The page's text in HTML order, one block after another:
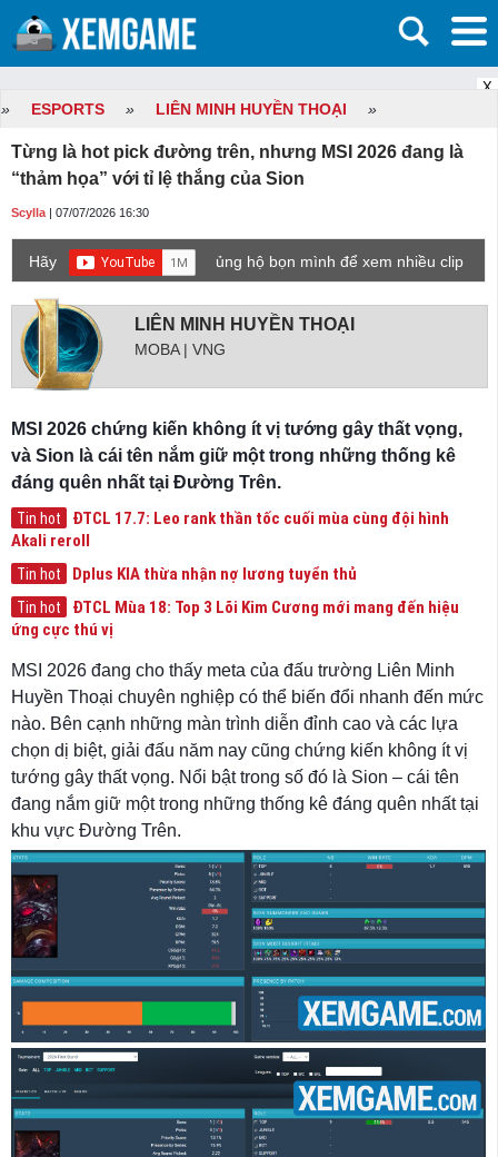
X
» ESPORTS » LIÊN MINH HUYỀN THOẠI »
Từng là hot pick đường trên, nhưng MSI 2026 đang là
“thảm họa” với tỉ lệ thắng của Sion
Scylla | 07/07/2026 16:30
Hãy
ủng hộ bọn mình để xem nhiều clip
LIÊN MINH HUYỀN THOẠI
MOBA | VNG
MSI 2026 chứng kiến không ít vị tướng gây thất vọng,
và Sion là cái tên nắm giữ một trong những thống kê
đáng quên nhất tại Đường Trên.
Tin hot
ĐTCL 17.7: Leo rank thần tốc cuối mùa cùng đội hình
Akali reroll
Tin hot Dplus KIA thừa nhận nợ lương tuyển thủ
Tin hot
ĐTCL Mùa 18: Top 3 Lõi Kim Cương mới mang đến hiệu
ứng cực thú vị
MSI 2026 đang cho thấy meta của đấu trường Liên Minh
Huyền Thoại chuyên nghiệp có thể biến đổi nhanh đến mức
nào. Bên cạnh những màn trình diễn đỉnh cao và các lựa
chọn dị biệt, giải đấu năm nay cũng chứng kiến không ít vị
tướng gây thất vọng. Nổi bật trong số đó là Sion – cái tên
đang nắm giữ một trong những thống kê đáng quên nhất tại
khu vực Đường Trên.